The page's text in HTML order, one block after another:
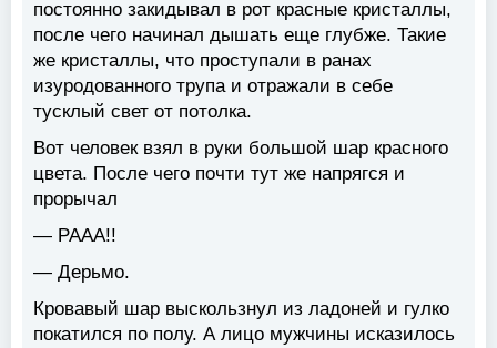
постоянно закидывал в рот красные кристаллы,
после чего начинал дышать еще глубже. Такие
же кристаллы, что проступали в ранах
изуродованного трупа и отражали в себе
тусклый свет от потолка.
Вот человек взял в руки большой шар красного
цвета. После чего почти тут же напрягся и
прорычал
— РААА!!
— Дерьмо.
Кровавый шар выскользнул из ладоней и гулко
покатился по полу. А лицо мужчины исказилось